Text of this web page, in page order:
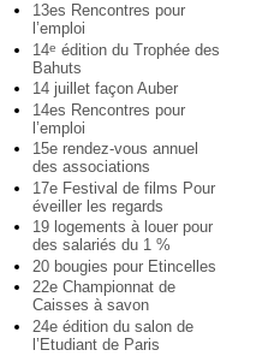
13es Rencontres pour
l’emploi
14e édition du Trophée des
Bahuts
14 juillet façon Auber
14es Rencontres pour
l’emploi
15e rendez-vous annuel
des associations
17e Festival de films Pour
éveiller les regards
19 logements à louer pour
des salariés du 1 %
20 bougies pour Etincelles
22e Championnat de
Caisses à savon
24e édition du salon de
l’Etudiant de Paris